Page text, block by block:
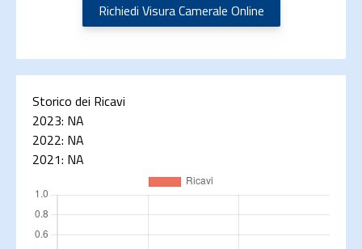
Richiedi Visura Camerale Online
Storico dei Ricavi
2023: NA
2022: NA
2021: NA